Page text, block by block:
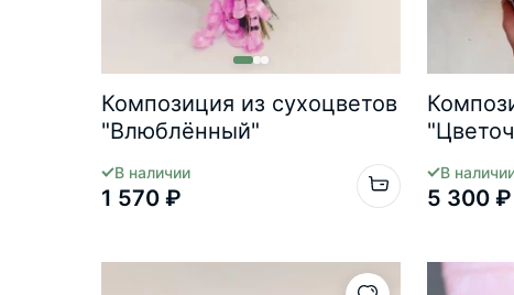
Композиция из сухоцветов
"Влюблённый"
В наличии
1 570 ₽
В
5 300 ₽